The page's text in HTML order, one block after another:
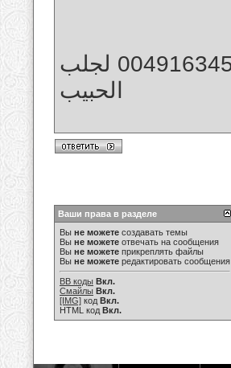
الشيخ الروحاني جلب الحبيب و خلال ساعة 00491634511222 لجلب
الحبيب
Ваши права в разделе
Вы не можете создавать темы
Вы не можете отвечать на сообщения
Вы не можете прикреплять файлы
Вы не можете редактировать сообщения
BB коды Вкл.
Смайлы Вкл.
[IMG] код Вкл.
HTML код Вкл.